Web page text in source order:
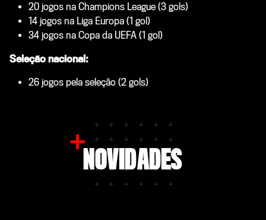
20 jogos na Champions League (3 gols)
14 jogos na Liga Europa (1 gol)
34 jogos na Copa da UEFA (1 gol)
Seleção nacional​:
26 jogos pela seleção (2 gols)
NOVIDADES